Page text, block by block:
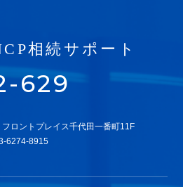
相続サポート
629
ロントプレイス千代田一番町11F
6274-8915